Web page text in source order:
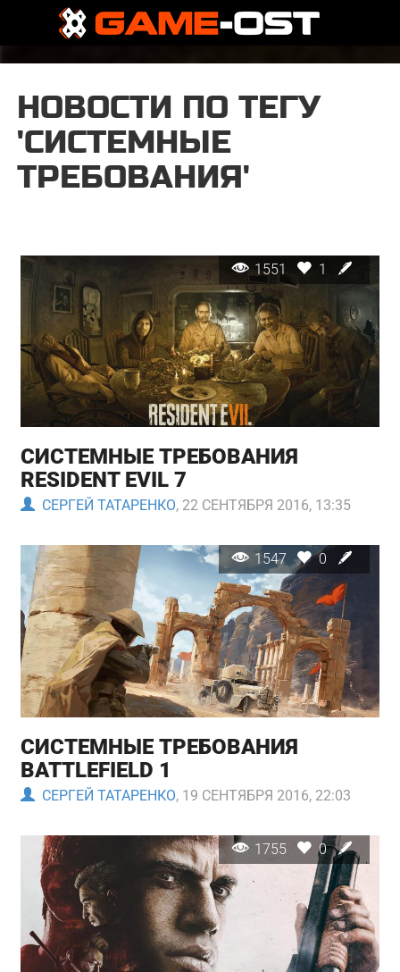
НОВОСТИ ПО ТЕГУ
'СИСТЕМНЫЕ
ТРЕБОВАНИЯ'
1551 1
СИСТЕМНЫЕ ТРЕБОВАНИЯ
RESIDENT EVIL 7
СЕРГЕЙ ТАТАРЕНКО, 22 СЕНТЯБРЯ 2016, 13:35
1547 0
СИСТЕМНЫЕ ТРЕБОВАНИЯ
BATTLEFIELD 1
СЕРГЕЙ ТАТАРЕНКО, 19 СЕНТЯБРЯ 2016, 22:03
1755 0